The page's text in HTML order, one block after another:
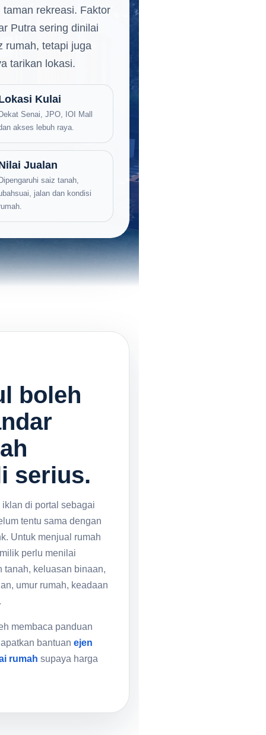
rekreasi. Faktor
Putra sering dinilai
rumah, tetapi juga
tarikan lokasi.
Kulai
Senai, JPO, IOI Mall
akses lebuh raya.
Jualan
saiz tanah,
jalan dan kondisi
boleh
serius.
di portal sebagai
tentu sama dengan
Untuk menjual rumah
perlu menilai
tanah, keluasan binaan,
umur rumah, keadaan
membaca panduan
bantuan ejen
rumah supaya harga